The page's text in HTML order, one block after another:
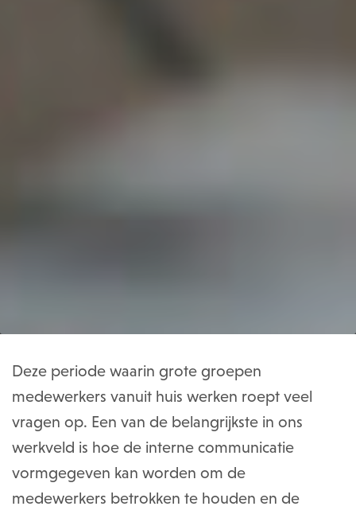
Deze periode waarin grote groepen
medewerkers vanuit huis werken roept veel
vragen op. Een van de belangrijkste in ons
werkveld is hoe de interne communicatie
vormgegeven kan worden om de
medewerkers betrokken te houden en de